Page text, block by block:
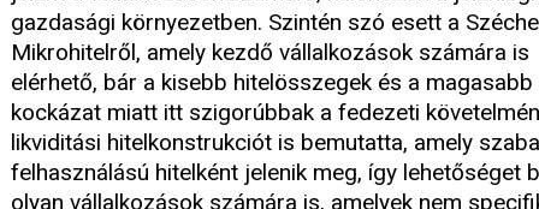
gazdasági környezetben. Szintén szó esett a
Mikrohitelről, amely kezdő vállalkozások számára is
elérhető, bár a kisebb hitelösszegek és a magasabb
kockázat miatt itt szigorúbbak a fedezeti
likviditási hitelkonstrukciót is bemutatta, amely
felhasználású hitelként jelenik meg, így lehetőséget
olyan vállalkozások számára is, amelyek nem